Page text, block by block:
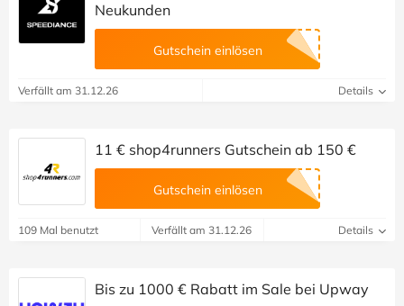
Neukunden
Gutschein einlösen
Verfällt am 31.12.26 Details
11 € shop4runners Gutschein ab 150 €
Gutschein einlösen
109 Mal benutzt Verfällt am 31.12.26 Details
Bis zu 1000 € Rabatt im Sale bei Upway